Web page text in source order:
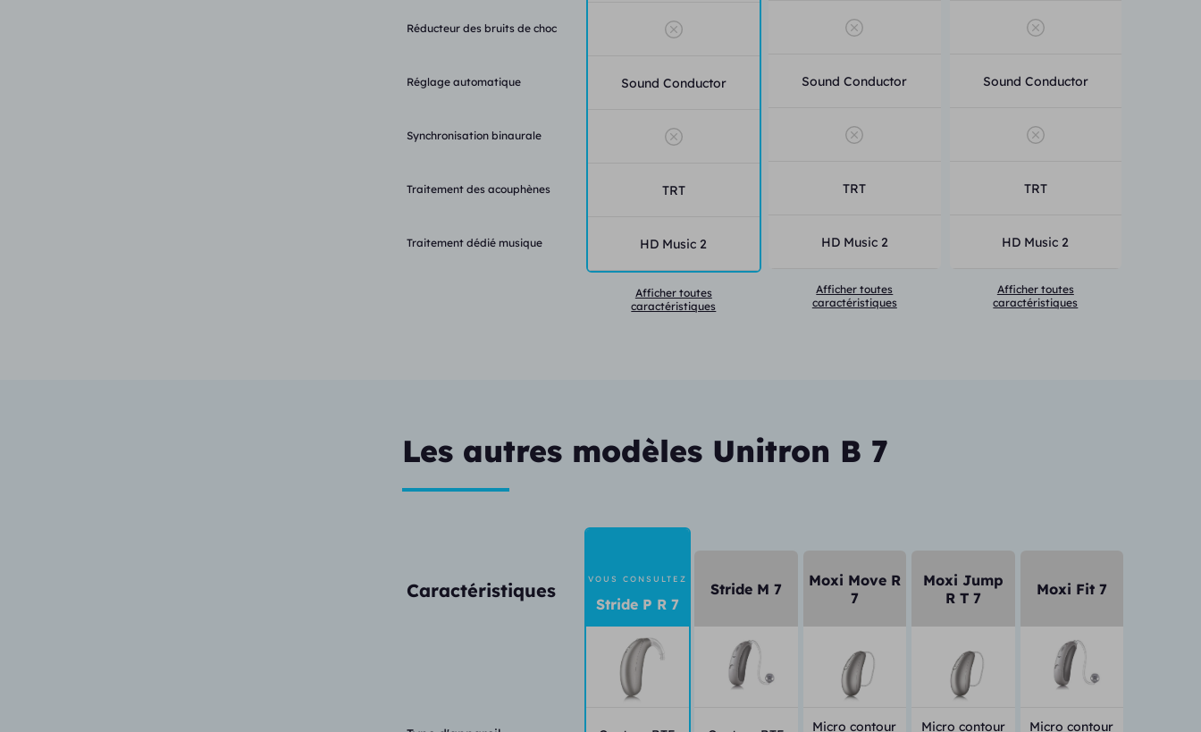
Réducteur des bruits de choc
Réglage automatique
Synchronisation binaurale
Traitement des acouphènes
Traitement dédié musique
Sound Conductor
TRT
HD Music 2
Afficher toutes
caractéristiques
Sound Conductor
TRT
HD Music 2
Afficher toutes
caractéristiques
Sound Conductor
TRT
HD Music 2
Afficher toutes
caractéristiques
Les autres modèles Unitron B 7
Caractéristiques
VOUS CONSULTEZ
Stride P R 7
Stride M 7
Moxi Move R
7
Micro contour
Moxi Jump
R T 7
Micro contour
Moxi Fit 7
Micro contour